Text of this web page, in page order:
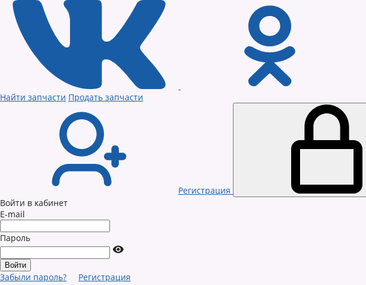
Найти запчасти Продать запчасти
Регистрация
Войти в кабинет
E-mail
Пароль
Забыли пароль? Регистрация